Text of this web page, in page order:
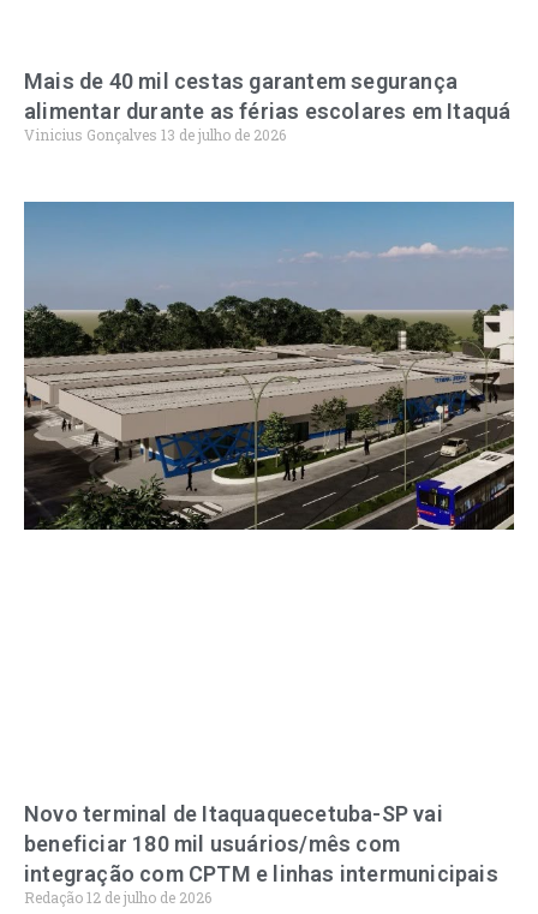
Mais de 40 mil cestas garantem segurança
alimentar durante as férias escolares em Itaquá
Vinicius Gonçalves 13 de julho de 2026
Novo terminal de Itaquaquecetuba-SP vai
beneficiar 180 mil usuários/mês com
integração com CPTM e linhas intermunicipais
Redação12 de julho de 2026